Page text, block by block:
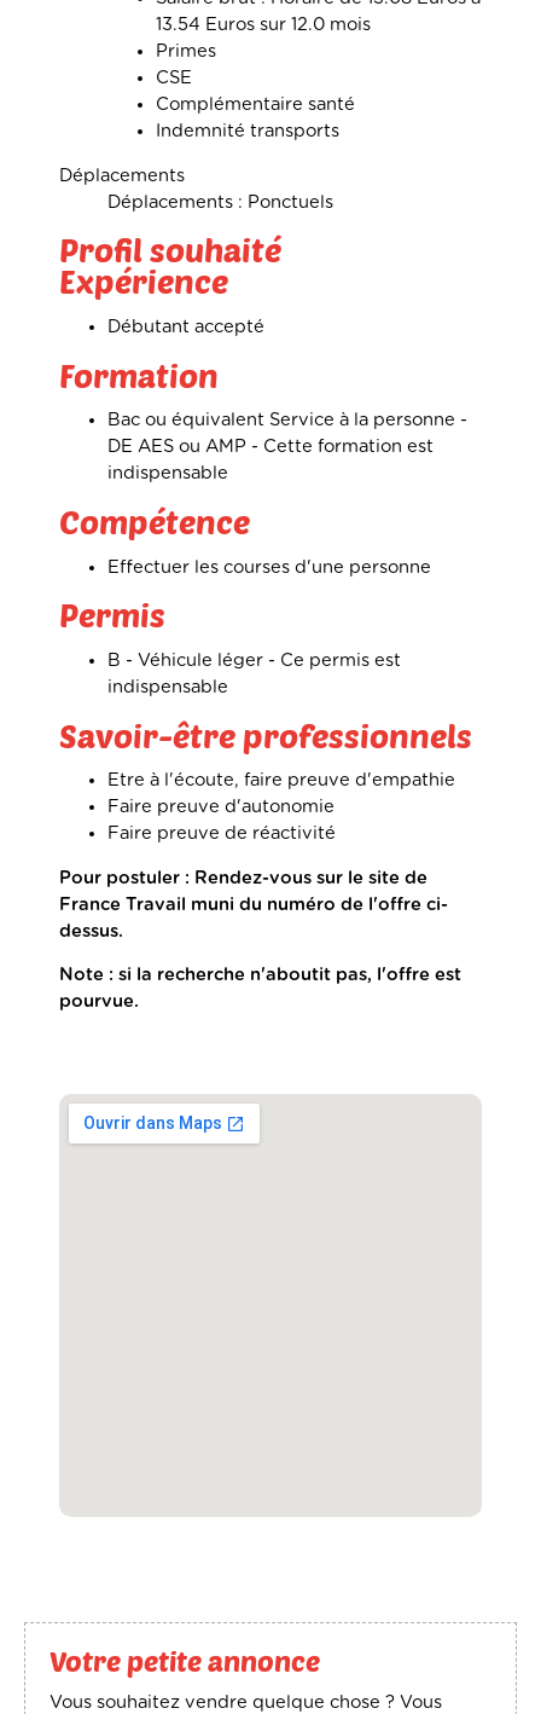
13.54 Euros sur 12.0 mois
Primes
CSE
Complémentaire santé
Indemnité transports
Déplacements
Déplacements : Ponctuels
Profil souhaité
Expérience
Débutant accepté
Formation
Bac ou équivalent Service à la personne -
DE AES ou AMP - Cette formation est
indispensable
Compétence
Effectuer les courses d'une personne
Permis
B - Véhicule léger - Ce permis est
indispensable
Savoir-être professionnels
Etre à l'écoute, faire preuve d'empathie
Faire preuve d'autonomie
Faire preuve de réactivité
Pour postuler : Rendez-vous sur le site de
France Travail muni du numéro de l'offre ci-
dessus.
Note : si la recherche n'aboutit pas, l'offre est
pourvue.
Votre petite annonce
Vous souhaitez vendre quelque chose ? Vous